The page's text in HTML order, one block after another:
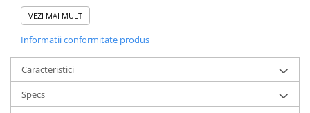
Capacitate stocare: 512 GB SSD M.2 + 1 TB HDD
Placa video: RTX 2060, 6 GB, 192-bit, 1 x DVI, 1 x HDMI,
2 x DisplayPort, 1 x USB-C
VEZI MAI MULT
Informatii conformitate produs
Caracteristici
Specs